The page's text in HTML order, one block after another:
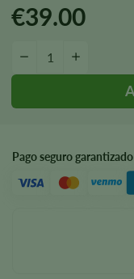
€39.00
-
Pago seguro garantizado